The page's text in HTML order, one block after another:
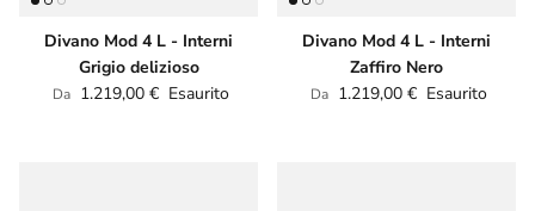
Divano Mod 4 L - Interni
Grigio delizioso
Prezzo normale
Da 1.219,00 € Esaurito
Divano Mod 4 L - Interni
Zaffiro Nero
Prezzo normale
Da 1.219,00 € Esaurito